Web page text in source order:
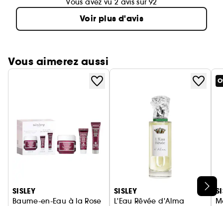
Vous avez vu 2 avis sur 92
Voir plus d'avis
Vous aimerez aussi
Ignorer le carrousel produits
SISLEY
Baume-en-Eau à la Rose
SISLEY
L'Eau Rêvée d'Alma